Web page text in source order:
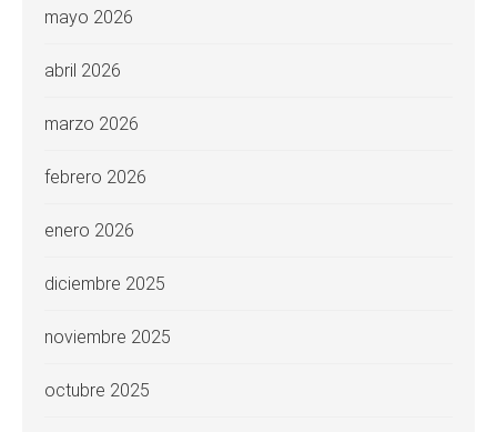
mayo 2026
abril 2026
marzo 2026
febrero 2026
enero 2026
diciembre 2025
noviembre 2025
octubre 2025